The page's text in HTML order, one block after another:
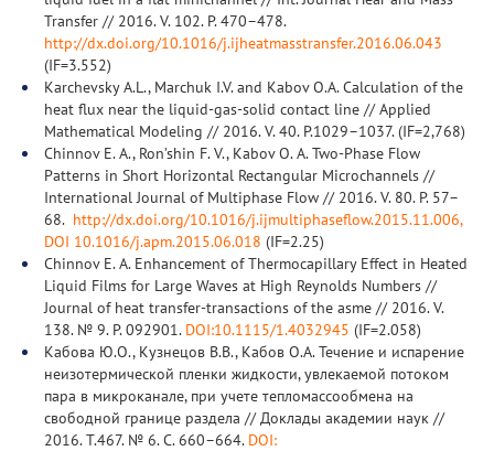
Transfer // 2016. V. 102. P. 470–478.
http://dx.doi.org/10.1016/j.ijheatmasstransfer.2016.06.043
(IF=3.552)
Karchevsky A.L., Marchuk I.V. and Kabov O.A. Calculation of the
heat flux near the liquid-gas-solid contact line // Applied
Mathematical Modeling // 2016. V. 40. Р.1029–1037. (IF=2,768)
Chinnov E. A., Ron’shin F. V., Kabov O. A. Two-Phase Flow
Patterns in Short Horizontal Rectangular Microchannels //
International Journal of Multiphase Flow // 2016. V. 80. Р. 57–
68. http://dx.doi.org/10.1016/j.ijmultiphaseflow.2015.11.006,
DOI 10.1016/j.apm.2015.06.018 (IF=2.25)
Chinnov E. A. Enhancement of Thermocapillary Effect in Heated
Liquid Films for Large Waves at High Reynolds Numbers //
Journal of heat transfer-transactions of the asme // 2016. V.
138. № 9. Р. 092901. DOI:10.1115/1.4032945 (IF=2.058)
Кабова Ю.О., Кузнецов В.В., Кабов О.А. Течение и испарение
неизотермической пленки жидкости, увлекаемой потоком
пара в микроканале, при учете тепломассообмена на
свободной границе раздела // Доклады академии наук //
2016. Т.467. № 6. С. 660–664. DOI: